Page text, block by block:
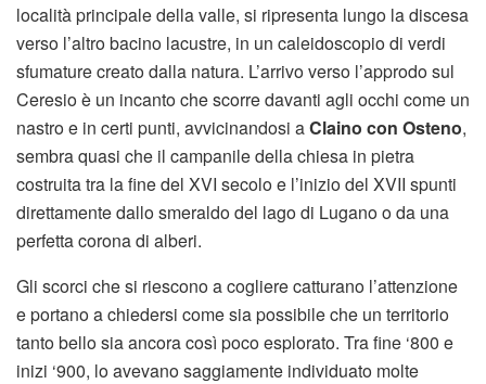
località principale della valle, si ripresenta lungo la discesa
verso l’altro bacino lacustre, in un caleidoscopio di verdi
sfumature creato dalla natura. L’arrivo verso l’approdo sul
Ceresio è un incanto che scorre davanti agli occhi come un
nastro e in certi punti, avvicinandosi aClaino con Osteno,
sembra quasi che il campanile della chiesa in pietra
costruita tra la fine del XVI secolo e l’inizio del XVII spunti
direttamente dallo smeraldo del lago di Lugano o da una
perfetta corona di alberi.
Gli scorci che si riescono a cogliere catturano l’attenzione
e portano a chiedersi come sia possibile che un territorio
tanto bello sia ancora così poco esplorato. Tra fine ‘800 e
inizi ‘900, lo avevano saggiamente individuato molte